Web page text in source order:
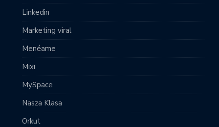
Linkedin
Marketing viral
Menéame
Mixi
MySpace
Nasza Klasa
Orkut